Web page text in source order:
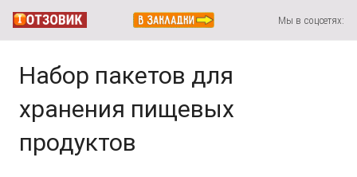
Мы в соцсетях:
Набор пакетов для
хранения пищевых
продуктов